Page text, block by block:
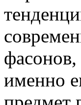
именно